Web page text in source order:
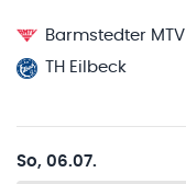
Barmstedter MTV
TH Eilbeck
So, 06.07.